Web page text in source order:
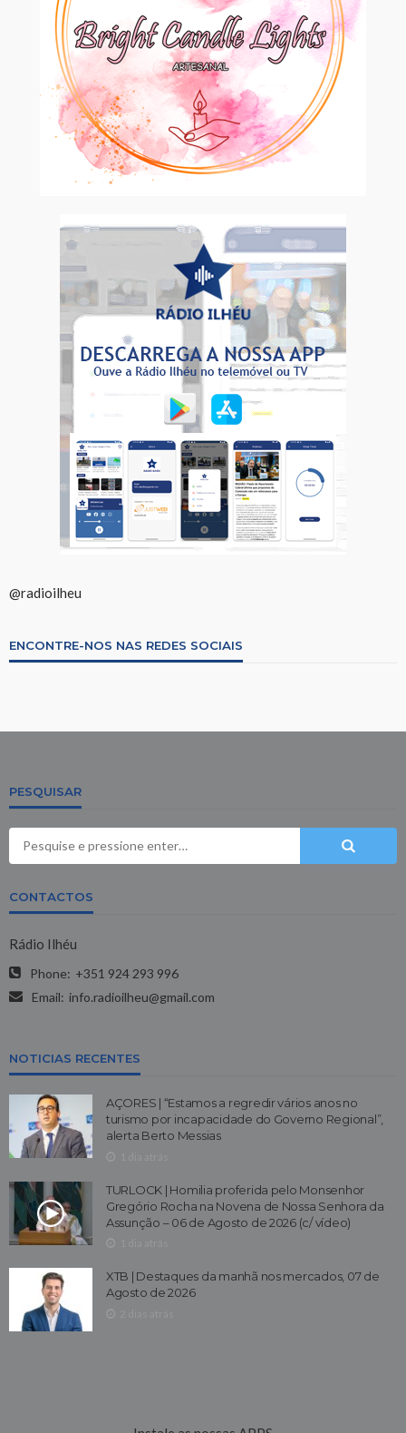
@radioilheu
ENCONTRE-NOS NAS REDES SOCIAIS
PESQUISAR
CONTACTOS
Rádio Ilhéu
Phone: +351 924 293 996
Email: info.radioilheu@gmail.com
NOTICIAS RECENTES
AÇORES | “Estamos a regredir vários anos no
turismo por incapacidade do Governo Regional”,
alerta Berto Messias
TURLOCK | Homilia proferida pelo Monsenhor
Gregório Rocha na Novena de Nossa Senhora da
Assunção – 06 de Agosto de 2026 (c/ vídeo)
XTB | Destaques da manhã nos mercados, 07 de
Agosto de 2026